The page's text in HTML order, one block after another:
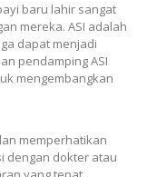
baru lahir sangat
mereka. ASI adalah
dapat menjadi
pendamping ASI
mengembangkan
memperhatikan
dengan dokter atau